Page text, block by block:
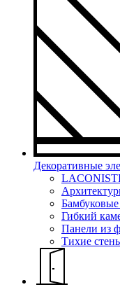
Декоративные
Гибкий
Панели из
Тихие